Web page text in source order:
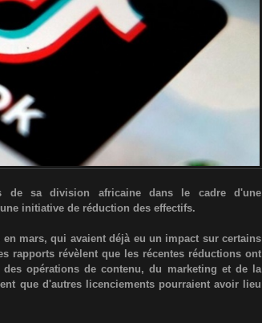
de sa division africaine dans le cadre d'une
initiative de réduction des effectifs.
mars, qui avaient déjà eu un impact sur certains
rapports révèlent que les récentes réductions ont
opérations de contenu, du marketing et de la
que d'autres licenciements pourraient avoir lieu